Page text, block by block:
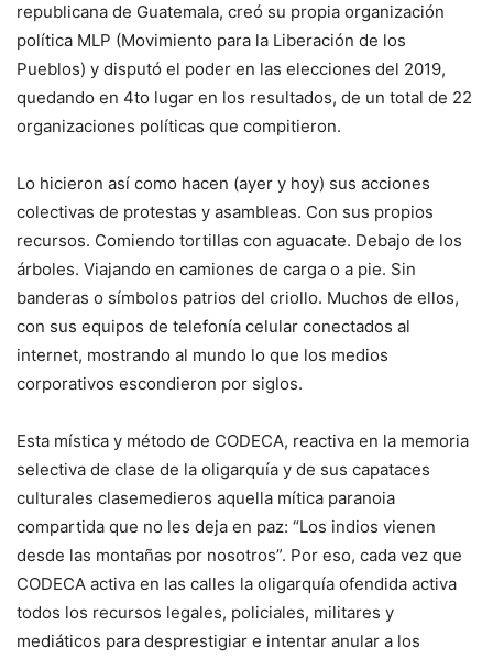
republicana de Guatemala, creó su propia organización
política MLP (Movimiento para la Liberación de los
Pueblos) y disputó el poder en las elecciones del 2019,
quedando en 4to lugar en los resultados, de un total de 22
organizaciones políticas que compitieron.
Lo hicieron así como hacen (ayer y hoy) sus acciones
colectivas de protestas y asambleas. Con sus propios
recursos. Comiendo tortillas con aguacate. Debajo de los
árboles. Viajando en camiones de carga o a pie. Sin
banderas o símbolos patrios del criollo. Muchos de ellos,
con sus equipos de telefonía celular conectados al
internet, mostrando al mundo lo que los medios
corporativos escondieron por siglos.
Esta mística y método de CODECA, reactiva en la memoria
selectiva de clase de la oligarquía y de sus capataces
culturales clasemedieros aquella mítica paranoia
compartida que no les deja en paz: “Los indios vienen
desde las montañas por nosotros”. Por eso, cada vez que
CODECA activa en las calles la oligarquía ofendida activa
todos los recursos legales, policiales, militares y
mediáticos para desprestigiar e intentar anular a los